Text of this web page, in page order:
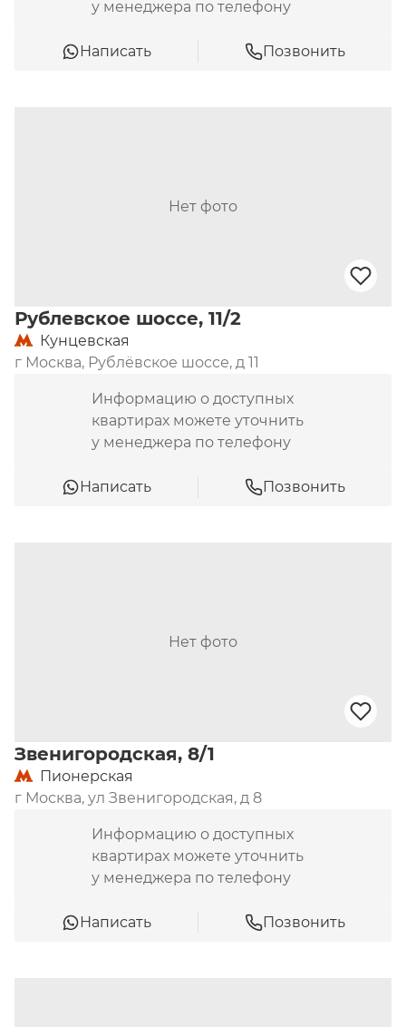
у менеджера по телефону
Написать Позвонить
Нет фото
Рублевское шоссе, 11/2
Кунцевская
г Москва, Рублёвское шоссе, д 11
Информацию о доступных
квартирах можете уточнить
у менеджера по телефону
Написать Позвонить
Нет фото
Звенигородская, 8/1
Пионерская
г Москва, ул Звенигородская, д 8
Информацию о доступных
квартирах можете уточнить
у менеджера по телефону
Написать Позвонить